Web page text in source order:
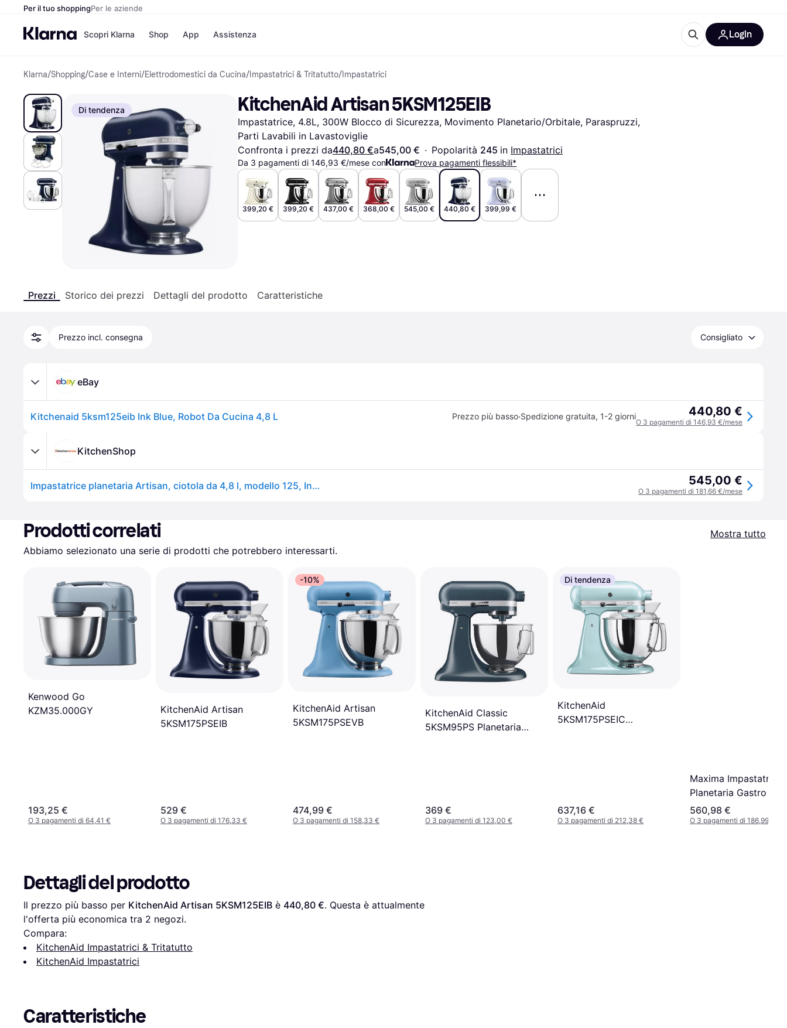
Per il tuo shoppingPer le aziende
Scopri Klarna
Opzioni di pagamento
Paga dopo 30 giorni
Finanziamento
Acquisti e ricompense
Esplora i negozi
Abbonamento
Servizi bancari
Saldo
Conto di risparmio
Deposito flessibile
Shop
Negozi
Unieuro
Media World
eBay
Zalando
Elenco negozi
Acquista e confronta i prezzi
Salute & Bellezza
Abbigliamento
Giocattoli
Case e Interni
Audio e Video
Sport e Outdoor
Informatica
Fai da te
Telefoni & Wearable
Bambini e Famiglia
Trasporti Motorizzati
Elettrodomestici da
Cucina
Elettrodomestici
Libri, Film e Musica
Tutte le categorie
App Assistenza Login
Klarna/Shopping/Case e Interni/Elettrodomestici da Cucina/ Impastatrici & Tritatutto/ Impastatrici
Di tendenza KitchenAid Artisan 5KSM125EIB
Impastatrice, 4.8L, 300W Blocco di Sicurezza, Movimento Planetario/Orbitale, Paraspruzzi,
Parti Lavabili in Lavastoviglie
Confronta i prezzi da440,80 €a545,00 € · Popolarità 245 in Impastatrici
Da 3 pagamenti di 146,93 €/mese con Prova pagamenti flessibili*
399,20 € 399,20 € 437,00 € 368,00 € 545,00 € 440,80 € 399,99 €
Prezzi Storico dei prezzi Dettagli del prodotto Caratteristiche
Prezzo incl. consegna Consigliato
eBay
Kitchenaid 5ksm125eib Ink Blue, Robot Da Cucina 4,8 L Prezzo più basso·Spedizione gratuita, 1-2 giorni 440,80 €
O 3 pagamenti di 146,93 €/mese
KitchenShop
Impastatrice planetaria Artisan, ciotola da 4,8 l, modello 125, Ink Bl 545,00 €
O 3 pagamenti di 181,66 €/mese
Prodotti correlati
Mostra tutto
Abbiamo selezionato una serie di prodotti che potrebbero interessarti.
Kenwood Go
KZM35.000GY
193,25 €
O 3 pagamenti di 64,41 €
KitchenAid Artisan
5KSM175PSEIB
529 €
O 3 pagamenti di 176,33 €
-10%
KitchenAid Artisan
5KSM175PSEVB
474,99 €
O 3 pagamenti di 158,33 €
KitchenAid Classic
5KSM95PS Planetaria
369 €
O 3 pagamenti di 123,00 €
Di tendenza
KitchenAid
5KSM175PSEIC
637,16 €
O 3 pagamenti di 212,38 €
Maxima Impastatrice
Planetaria Gastro 7 L
Deeg Staalblauw
560,98 €
O 3 pagamenti di 186,99 €
Dettagli del prodotto
Il prezzo più basso per KitchenAid Artisan 5KSM125EIB è 440,80 €. Questa è attualmente
l'offerta più economica tra 2 negozi.
Compara:
KitchenAid Impastatrici & Tritatutto
KitchenAid Impastatrici
Caratteristiche